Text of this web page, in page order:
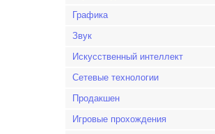
Графика
Звук
Искусственный интеллект
Сетевые технологии
Продакшен
Игровые прохождения